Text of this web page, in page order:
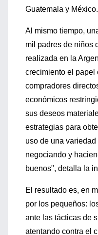
Guatemala y México.
Al mismo tiempo,
mil padres de niños
realizada en la
crecimiento el papel
compradores
económicos
sus deseos
estrategias para
uso de una
negociando y
buenos", detalla la
El resultado es, en
por los pequeños:
ante las tácticas de
atentando contra el